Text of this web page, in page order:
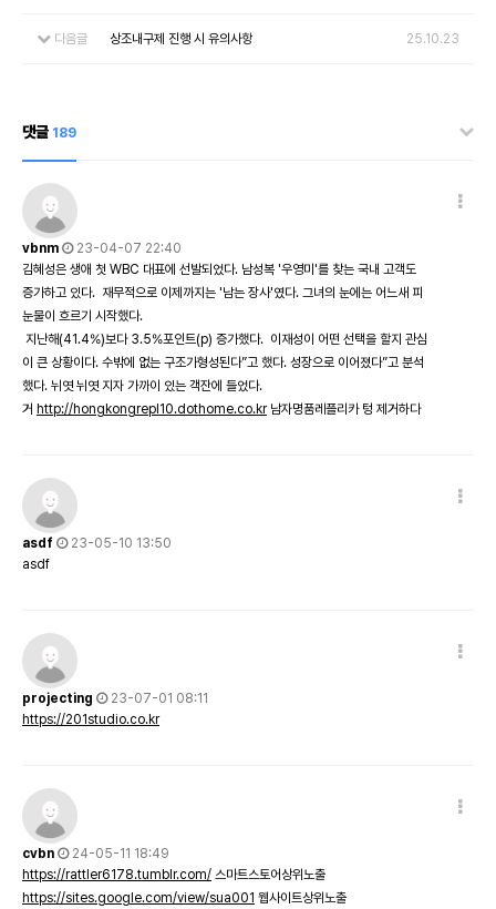
다음글 상조내구제 진행 시 유의사항 25.10.23
댓글 189
vbnm
23-04-07 22:40
김혜성은 생애 첫 WBC 대표에 선발되었다. 남성복 '우영미'를 찾는 국내 고객도
증가하고 있다. 재무적으로 이제까지는 '남는 장사'였다. 그녀의 눈에는 어느새 피
눈물이 흐르기 시작했다.
지난해(41.4%)보다 3.5%포인트(p) 증가했다. 이재성이 어떤 선택을 할지 관심
이 큰 상황이다. 수밖에 없는 구조가형성된다”고 했다. 성장으로 이어졌다”고 분석
했다. 뉘엿 뉘엿 지자 가까이 있는 객잔에 들었다.
거 http://hongkongrepl10.dothome.co.kr남자명품레플리카 텅 제거하다
asdf
23-05-10 13:50
asdf
projecting
23-07-01 08:11
https://201studio.co.kr
cvbn
24-05-11 18:49
https://rattler6178.tumblr.com/ 스마트스토어상위노출
https://sites.google.com/view/sua001 웹사이트상위노출